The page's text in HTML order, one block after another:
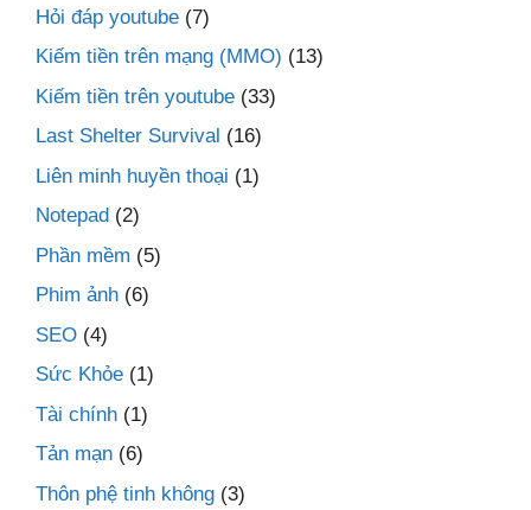
Hỏi đáp youtube (7)
Kiếm tiền trên mạng (MMO) (13)
Kiếm tiền trên youtube (33)
Last Shelter Survival (16)
Liên minh huyền thoại (1)
Notepad (2)
Phần mềm (5)
Phim ảnh (6)
SEO (4)
Sức Khỏe (1)
Tài chính (1)
Tản mạn (6)
Thôn phệ tinh không (3)